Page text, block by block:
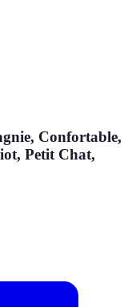
Confortable,
Petit Chat,